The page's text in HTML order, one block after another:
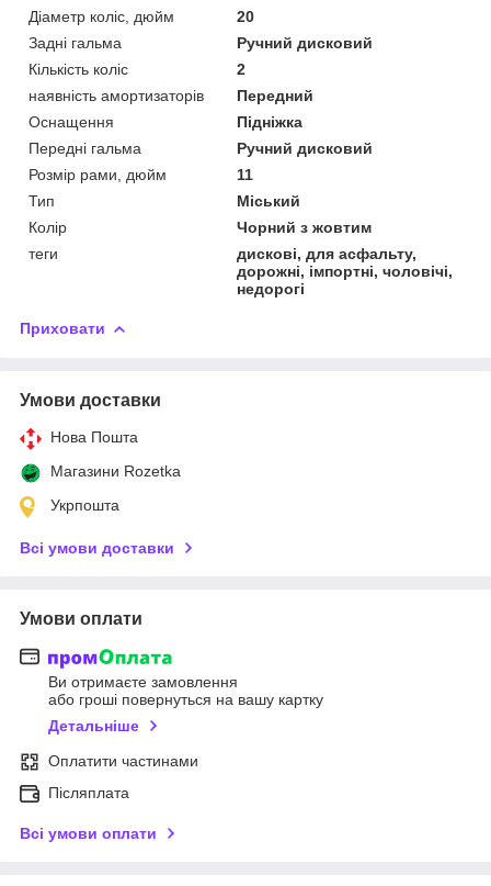
Діаметр коліс, дюйм
20
Задні гальма
Ручний дисковий
Кількість коліс
2
наявність амортизаторів
Передний
Оснащення
Підніжка
Передні гальма
Ручний дисковий
Розмір рами, дюйм
11
Тип
Міський
Колір
Чорний з жовтим
теги
дискові, для асфальту,
дорожні, імпортні, чоловічі,
недорогі
Приховати
Умови доставки
Нова Пошта
Магазини Rozetka
Укрпошта
Всі умови доставки
Умови оплати
Ви отримаєте замовлення
або гроші повернуться на вашу картку
Детальніше
Оплатити частинами
Післяплата
Всі умови оплати